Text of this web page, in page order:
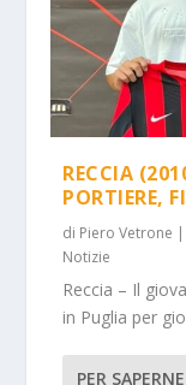
RECCIA
PORTIERE,
di Piero Vetrone
Notizie
Reccia – Il
in Puglia per
PER